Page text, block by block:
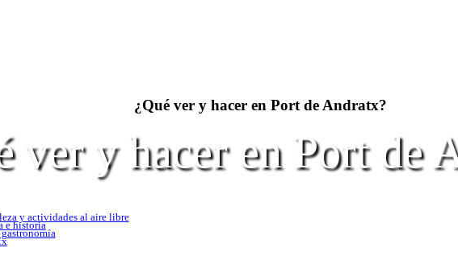
ver y hacer en Port de
¿Qué ver y hacer en Port de Andratx?
y actividades al aire libre
e historia